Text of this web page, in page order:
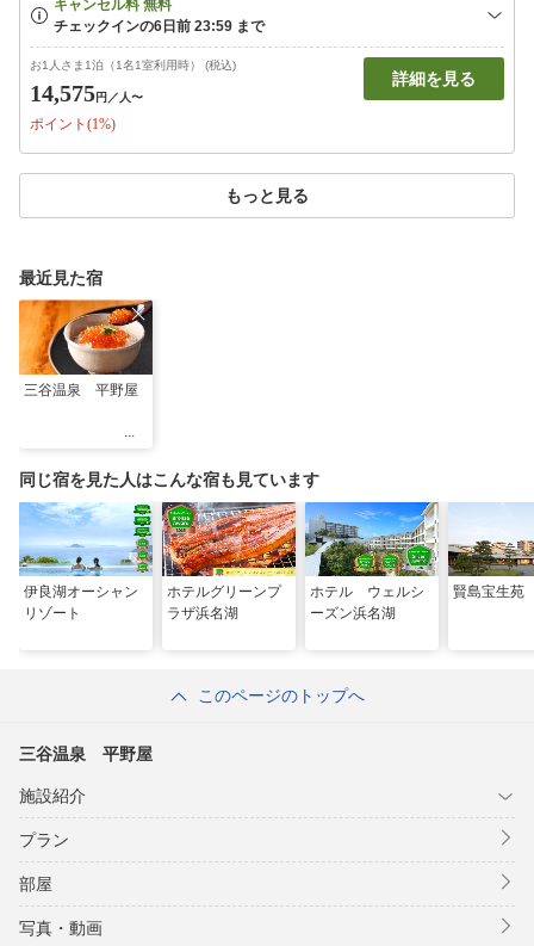
お1人さま1泊（1名1室利用時） (税込)
14,575円 ／人〜
ポイント(1%)
詳細を見る
もっと見る
最近見た宿
三谷温泉 平野屋
同じ宿を見た人はこんな宿も見ています
伊良湖オーシャン
リゾート
ホテルグリーンプ
ラザ浜名湖
ホテル ウェルシ
ーズン浜名湖
賢島宝生苑
このページのトップへ
三谷温泉 平野屋
施設紹介
プラン
部屋
写真・動画